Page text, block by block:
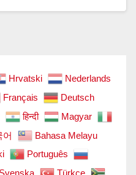
Hrvatski
Nederlands
Français
Deutsch
हिन्दी
Magyar
어
Bahasa Melayu
Português